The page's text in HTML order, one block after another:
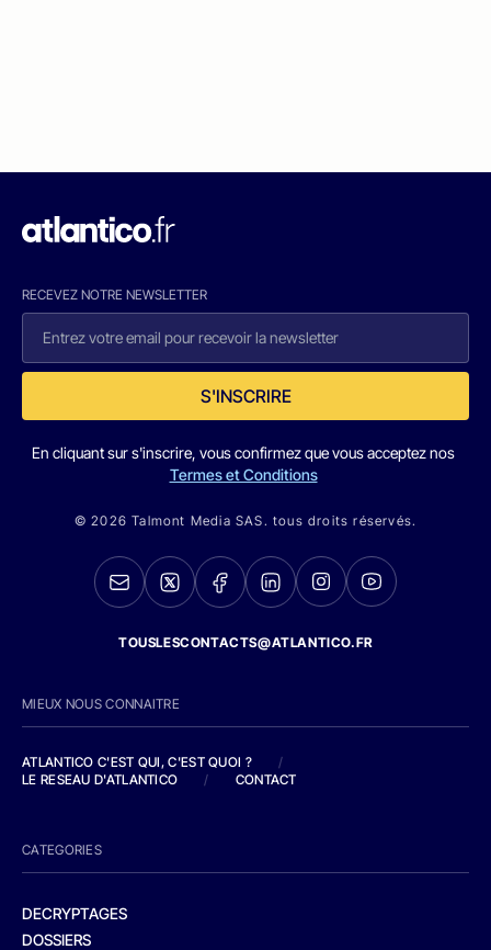
RECEVEZ NOTRE NEWSLETTER
S'INSCRIRE
En cliquant sur s'inscrire, vous confirmez que vous acceptez nos
Termes et Conditions
© 2026 Talmont Media SAS. tous droits réservés.
TOUSLESCONTACTS@ATLANTICO.FR
MIEUX NOUS CONNAITRE
ATLANTICO C'EST QUI, C'EST QUOI ?
/
LE RESEAU D'ATLANTICO
/ CONTACT
CATEGORIES
DECRYPTAGES
DOSSIERS